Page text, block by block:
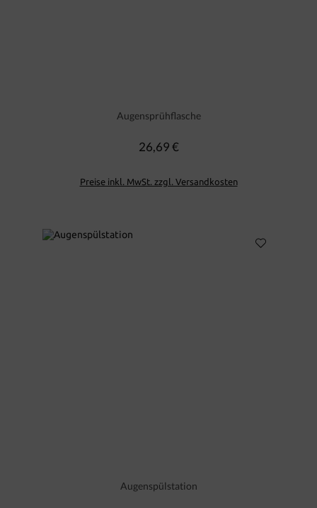
Augensprühflasche
Regulärer Preis:
26,69 €
Preise inkl. MwSt. zzgl. Versandkosten
Augenspülstation